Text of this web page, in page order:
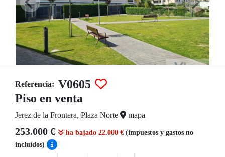
Referencia: V0605
Piso en venta
Jerez de la Frontera, Plaza Norte mapa
253.000 € ha bajado 22.000 € (impuestos y gastos no
incluídos)